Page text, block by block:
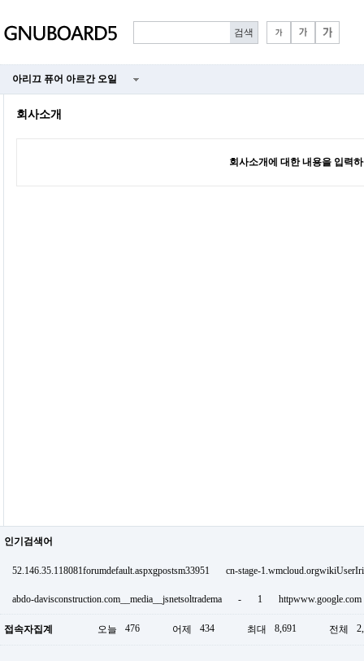
아리끄 퓨어 아르간 오일
회사소개
회사소개에 대한 내용을 입력
인기검색어
52.146.35.118081forumdefault.aspxgpostsm33951 cn-stage-
abdo-davisconstruction.com__media__jsnetsoltradema - 1 httpwww.google.com
접속자집계 오늘 476 어제 434 최대 8,691 전체